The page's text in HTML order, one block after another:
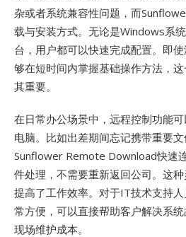
杂或者系统兼容性问题，而
载与安装方式。无论是Windows系
台，用户都可以快速完成配置。即
够在短时间内掌握基础操作方法，
其重要。
在日常办公场景中，远程控制功能
电脑。比如出差期间忘记携带重要
Sunflower Remote Download快速
件处理，不需要重新返回公司。这
提高了工作效率。对于IT技术支持
常方便，可以直接帮助客户解决系
现场维护成本。